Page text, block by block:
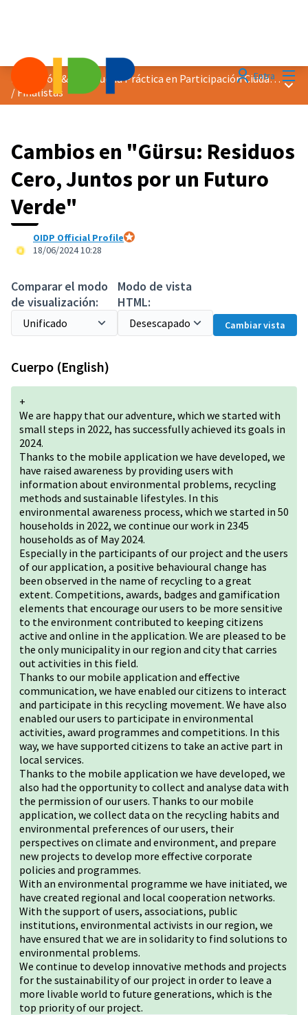
EntraDistinción &quot;Buena Práctica en Participación Ciudadana&quot; 2024
/Finalistas
Cambios en "Gürsu: Residuos
Cero, Juntos por un Futuro
Verde"
OIDP Official Profile
18/06/2024 10:28
Comparar el modo
de visualización:
Modo de vista
HTML:
Cambiar vista
Cuerpo (English)
+
We are happy that our adventure, which we started with
small steps in 2022, has successfully achieved its goals in
2024.
Thanks to the mobile application we have developed, we
have raised awareness by providing users with
information about environmental problems, recycling
methods and sustainable lifestyles. In this
environmental awareness process, which we started in 50
households in 2022, we continue our work in 2345
households as of May 2024.
Especially in the participants of our project and the users
of our application, a positive behavioural change has
been observed in the name of recycling to a great
extent. Competitions, awards, badges and gamification
elements that encourage our users to be more sensitive
to the environment contributed to keeping citizens
active and online in the application. We are pleased to be
the only municipality in our region and city that carries
out activities in this field.
Thanks to our mobile application and effective
communication, we have enabled our citizens to interact
and participate in this recycling movement. We have also
enabled our users to participate in environmental
activities, award programmes and competitions. In this
way, we have supported citizens to take an active part in
local services.
Thanks to the mobile application we have developed, we
also had the opportunity to collect and analyse data with
the permission of our users. Thanks to our mobile
application, we collect data on the recycling habits and
environmental preferences of our users, their
perspectives on climate and environment, and prepare
new projects to develop more effective corporate
policies and programmes.
With an environmental programme we have initiated, we
have created regional and local cooperation networks.
With the support of users, associations, public
institutions, environmental activists in our region, we
have ensured that we are in solidarity to find solutions to
environmental problems.
We continue to develop innovative methods and projects
for the sustainability of our project in order to leave a
more livable world to future generations, which is the
top priority of our project.